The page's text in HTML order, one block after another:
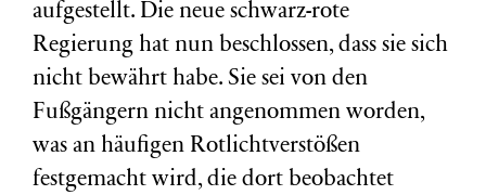
aufgestellt. Die neue schwarz-rote
Regierung hat nun beschlossen, dass sie sich
nicht bewährt habe. Sie sei von den
Fußgängern nicht angenommen worden,
was an häufigen Rotlichtverstößen
festgemacht wird, die dort beobachtet